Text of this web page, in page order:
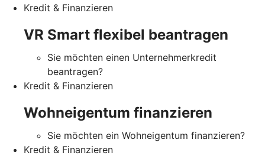
Kredit & Finanzieren
VR Smart flexibel beantragen
Sie möchten einen Unternehmerkredit
beantragen?
Kredit & Finanzieren
Wohneigentum finanzieren
Sie möchten ein Wohneigentum finanzieren?
Kredit & Finanzieren